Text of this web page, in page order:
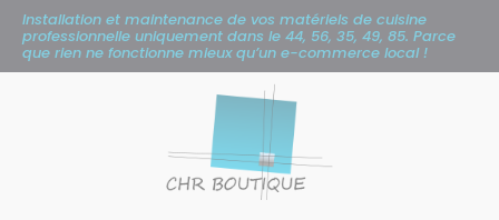
Installation et maintenance de vos matériels de cuisine
professionnelle uniquement dans le 44, 56, 35, 49, 85. Parce
que rien ne fonctionne mieux qu’un e-commerce local !
Panneau de gestion des cookies